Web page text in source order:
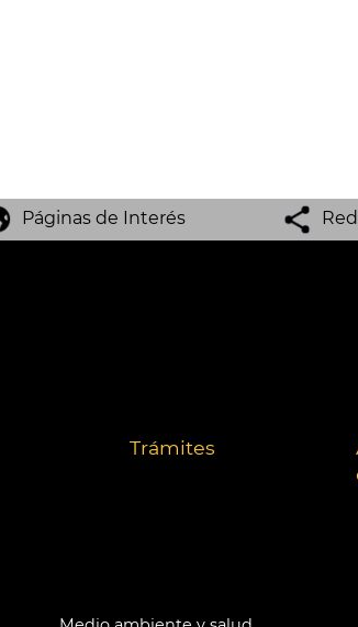
Páginas de Interés
Trámites